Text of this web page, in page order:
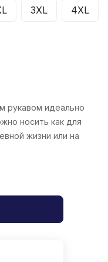
3XL 4XL
рукавом идеально
носить как для
жизни или на